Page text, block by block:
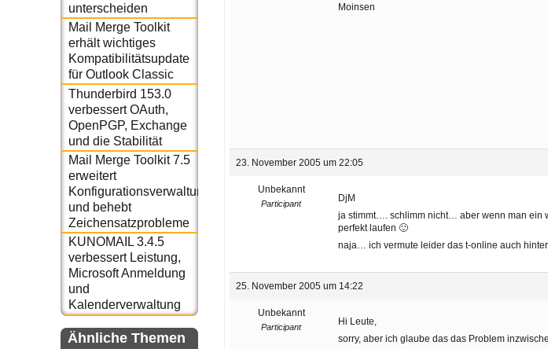
unterscheiden
Mail Merge Toolkit
erhält wichtiges
Kompatibilitätsupdate
für Outlook Classic
Thunderbird 153.0
verbessert OAuth,
OpenPGP, Exchange
und die Stabilität
Mail Merge Toolkit 7.5
erweitert
Konfigurationsverwaltung
und behebt
Zeichensatzprobleme
KUNOMAIL 3.4.5
verbessert Leistung,
Microsoft Anmeldung
und
Kalenderverwaltung
Ähnliche Themen
Moinsen
23. November 2005 um 22:05
Unbekannt
Participant
DjM
ja stimmt…. schlimm nicht… aber wenn man ein
perfekt laufen 🙂
naja… ich vermute leider das t-online auch
25. November 2005 um 14:22
Unbekannt
Participant
Hi Leute,
sorry, aber ich glaube das das Problem